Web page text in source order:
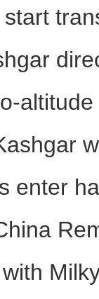
关8个月
enter